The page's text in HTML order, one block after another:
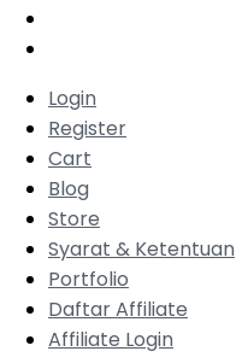
Login
Register
Cart
Blog
Store
Syarat & Ketentuan
Portfolio
Daftar Affiliate
Affiliate Login